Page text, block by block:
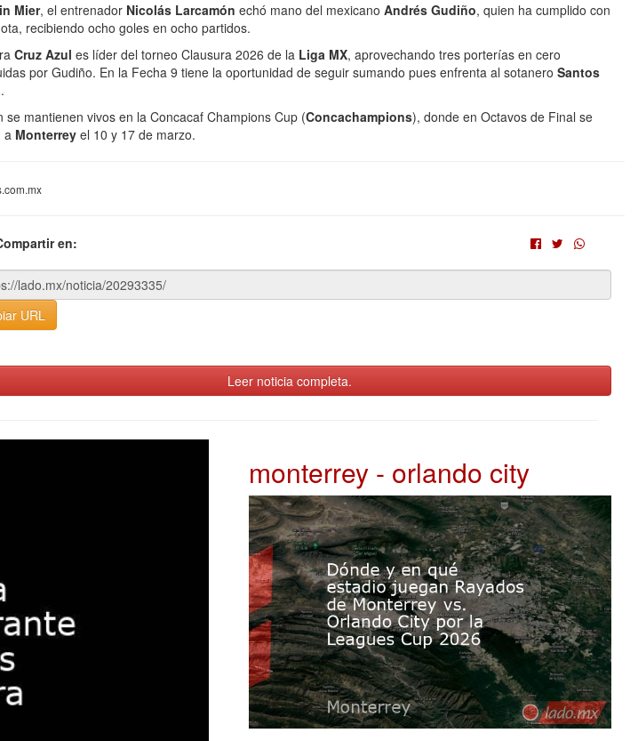
Mier, el entrenador Nicolás Larcamón echó mano del mexicano Andrés Gudiño, quien ha cumplido con
recibiendo ocho goles en ocho partidos.
Cruz Azul es líder del torneo Clausura 2026 de la Liga MX, aprovechando tres porterías en cero
por Gudiño. En la Fecha 9 tiene la oportunidad de seguir sumando pues enfrenta al sotanero Santos
.
se mantienen vivos en la Concacaf Champions Cup (Concachampions), donde en Octavos de Final se
a Monterrey el 10 y 17 de marzo.
en:
URL
Leer noticia completa.
monterrey - orlando city